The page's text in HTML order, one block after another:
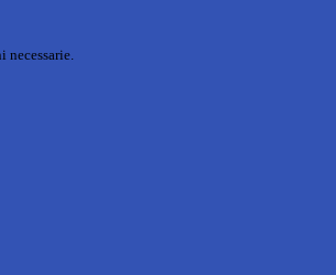
necessarie.